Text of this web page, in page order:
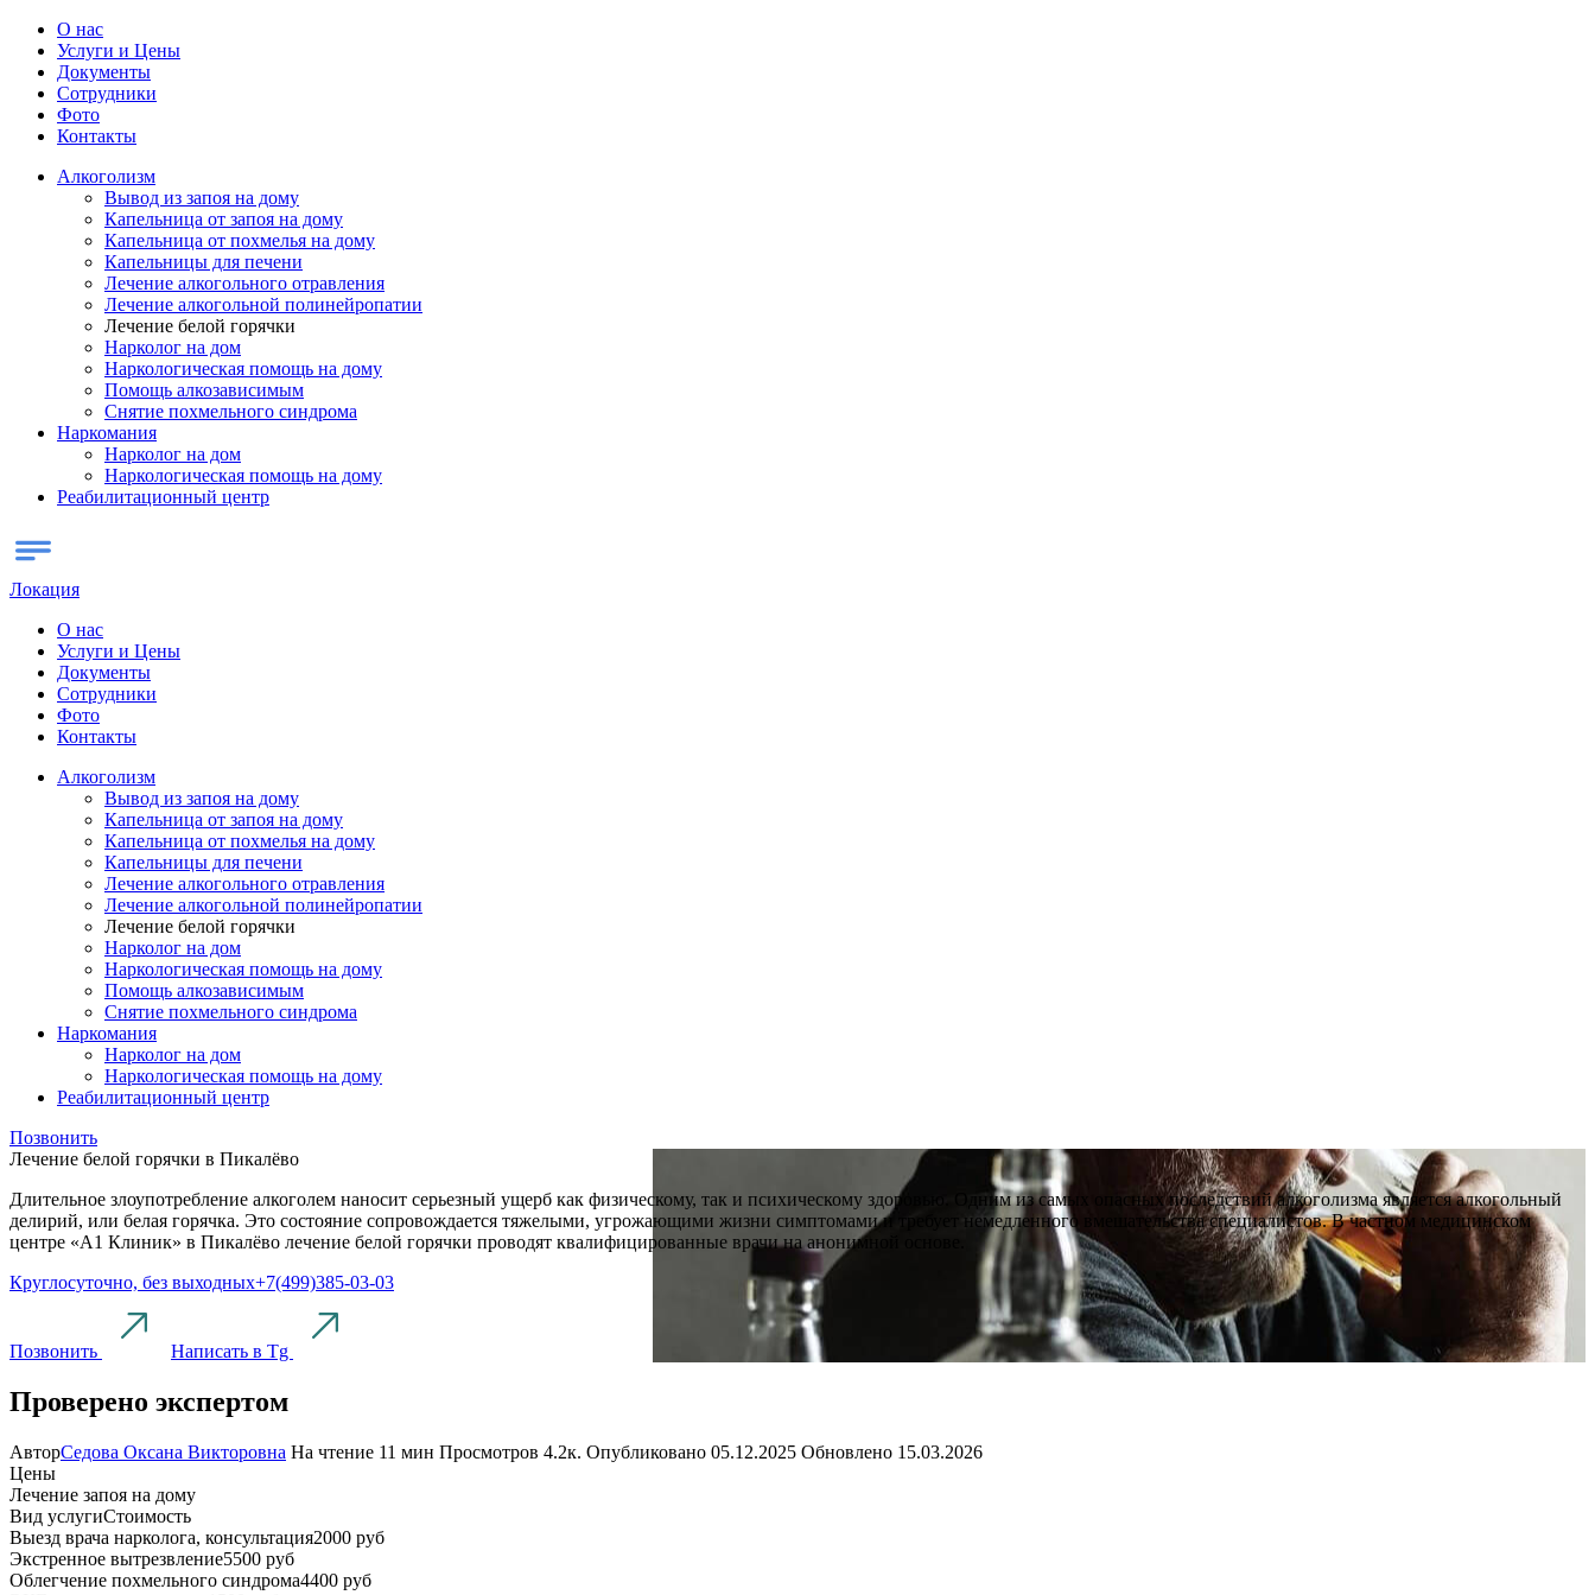
О нас
Услуги и Цены
Документы
Сотрудники
Фото
Контакты
Алкоголизм
Вывод из запоя на дому
Капельница от запоя на дому
Капельница от похмелья на дому
Капельницы для печени
Лечение алкогольного отравления
Лечение алкогольной полинейропатии
Лечение белой горячки
Нарколог на дом
Наркологическая помощь на дому
Помощь алкозависимым
Снятие похмельного синдрома
Наркомания
Нарколог на дом
Наркологическая помощь на дому
Реабилитационный центр
Локация
О нас
Услуги и Цены
Документы
Сотрудники
Фото
Контакты
Алкоголизм
Вывод из запоя на дому
Капельница от запоя на дому
Капельница от похмелья на дому
Капельницы для печени
Лечение алкогольного отравления
Лечение алкогольной полинейропатии
Лечение белой горячки
Нарколог на дом
Наркологическая помощь на дому
Помощь алкозависимым
Снятие похмельного синдрома
Наркомания
Нарколог на дом
Наркологическая помощь на дому
Реабилитационный центр
Позвонить
Лечение белой горячки в Пикалёво
Длительное злоупотребление алкоголем наносит серьезный ущерб как физическому, так и психическому здоровью. Одним из самых опасных последствий алкоголизма является алкогольный
делирий, или белая горячка. Это состояние сопровождается тяжелыми, угрожающими жизни симптомами и требует немедленного вмешательства специалистов. В частном медицинском
центре «А1 Клиник» в Пикалёво лечение белой горячки проводят квалифицированные врачи на анонимной основе.
Круглосуточно, без выходных+7(499)385-03-03
Позвонить Написать в Tg
Проверено экспертом
АвторСедова Оксана Викторовна На чтение 11 мин Просмотров 4.2к. Опубликовано 05.12.2025 Обновлено 15.03.2026
Цены
Лечение запоя на дому
Вид услугиСтоимость
Выезд врача нарколога, консультация2000 руб
Экстренное вытрезвление5500 руб
Облегчение похмельного синдрома4400 руб